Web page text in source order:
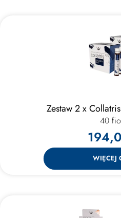
Zestaw 2 x
40
WIĘCEJ